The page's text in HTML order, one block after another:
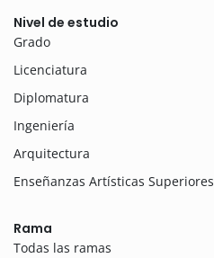
Nivel de estudio
Grado
Licenciatura
Diplomatura
Ingeniería
Arquitectura
Enseñanzas Artísticas Superiores
Rama
Todas las ramas